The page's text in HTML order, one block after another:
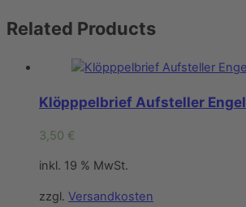
Related Products
Klöpppelbrief Aufsteller Engel
3,50 €
inkl. 19 % MwSt.
zzgl. Versandkosten